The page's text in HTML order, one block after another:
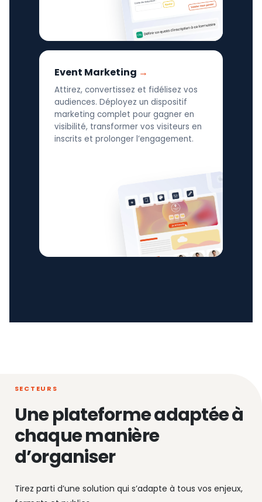
Event Marketing
Attirez, convertissez et fidélisez vos
audiences. Déployez un dispositif
marketing complet pour gagner en
visibilité, transformer vos visiteurs en
inscrits et prolonger l’engagement.
SECTEURS
Une plateforme adaptée à
chaque manière
d’organiser
Tirez parti d’une solution qui s’adapte à tous vos enjeux,